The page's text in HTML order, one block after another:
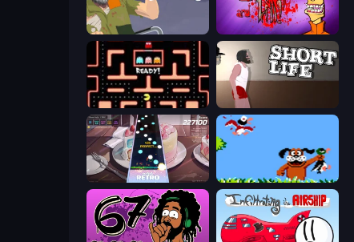
Happy Wheels Load Up and Kill
Pacman Short Life
Rhythm Capture Duck Hunt